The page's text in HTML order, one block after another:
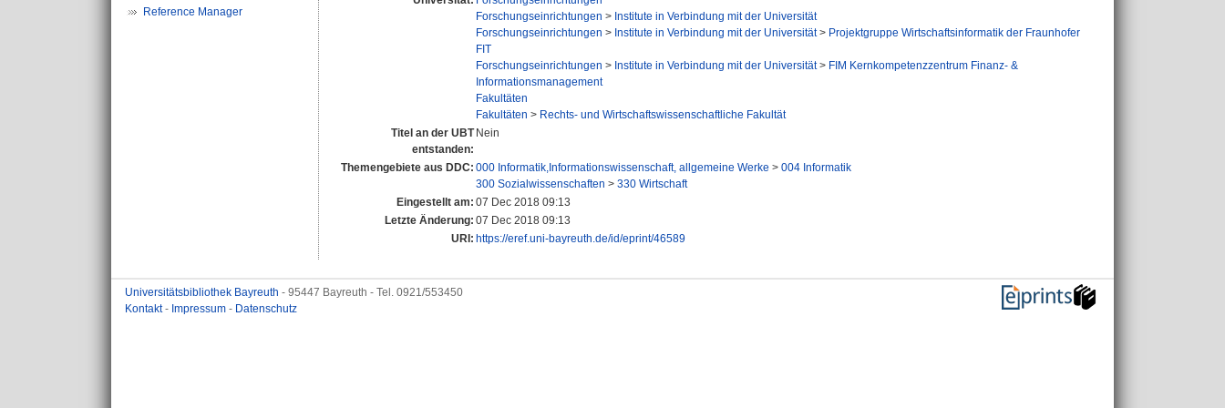
Reference Manager
Forschungseinrichtungen > Institute in Verbindung mit der Universität
Forschungseinrichtungen > Institute in Verbindung mit der Universität> Projektgruppe Wirtschaftsinformatik der Fraunhofer
FIT
Forschungseinrichtungen > Institute in Verbindung mit der Universität> FIM Kernkompetenzzentrum Finanz- &
Informationsmanagement
Fakultäten
Fakultäten > Rechts- und Wirtschaftswissenschaftliche Fakultät
Titel an der UBT
entstanden:
Nein
Themengebiete aus DDC: 000 Informatik,Informationswissenschaft, allgemeine Werke > 004 Informatik
300 Sozialwissenschaften > 330 Wirtschaft
Eingestellt am: 07 Dec 2018 09:13
Letzte Änderung: 07 Dec 2018 09:13
URI: https://eref.uni-bayreuth.de/id/eprint/46589
Universitätsbibliothek Bayreuth - 95447 Bayreuth - Tel. 0921/553450
Kontakt- Impressum - Datenschutz